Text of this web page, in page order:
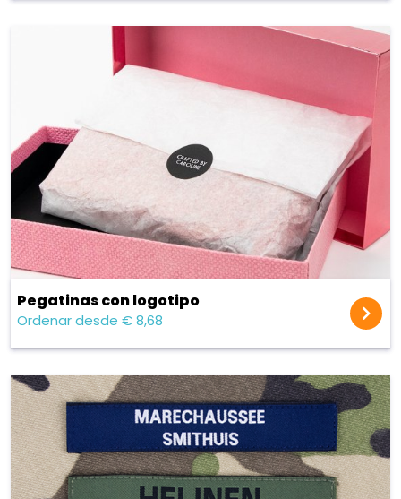
Pegatinas con logotipo
Ordenar desde € 8,68